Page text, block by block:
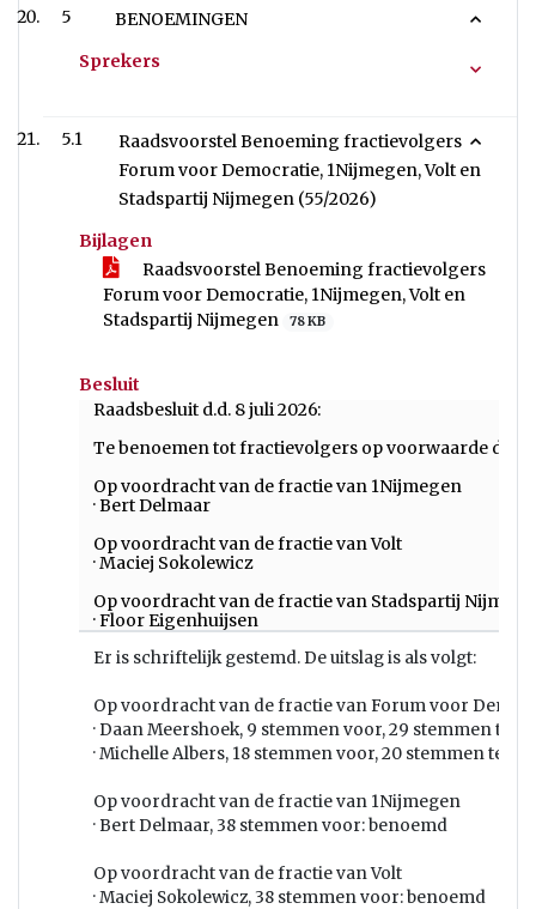
5
BENOEMINGEN
Sprekers
5.1
Raadsvoorstel Benoeming fractievolgers
Forum voor Democratie, 1Nijmegen, Volt en
Stadspartij Nijmegen (55/2026)
Bijlagen
Raadsvoorstel Benoeming fractievolgers
Forum voor Democratie, 1Nijmegen, Volt en
Stadspartij Nijmegen
78 KB
Besluit
Raadsbesluit d.d. 8 juli 2026:
Te benoemen tot fractievolgers op voorwaarde dat
Op voordracht van de fractie van 1Nijmegen
· Bert Delmaar
Op voordracht van de fractie van Volt
· Maciej Sokolewicz
Op voordracht van de fractie van Stadspartij
· Floor Eigenhuijsen
Er is schriftelijk gestemd. De uitslag is als volgt:
Op voordracht van de fractie van Forum voor
· Daan Meershoek, 9 stemmen voor, 29 stemmen
· Michelle Albers, 18 stemmen voor, 20 stemmen
Op voordracht van de fractie van 1Nijmegen
· Bert Delmaar, 38 stemmen voor: benoemd
Op voordracht van de fractie van Volt
· Maciej Sokolewicz, 38 stemmen voor: benoemd